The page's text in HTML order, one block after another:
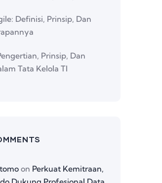
Definisi, Prinsip, Dan
Prinsip, Dan
Tata Kelola TI
on Perkuat Kemitraan,